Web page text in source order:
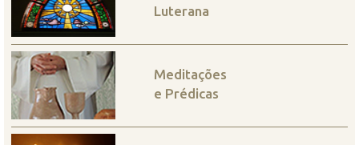
Luterana
Meditações
e Prédicas